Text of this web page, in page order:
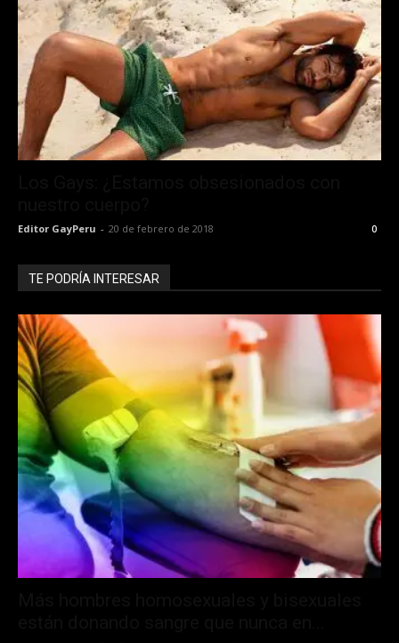
Editor GayPeru - 20 de febrero de 2018 0
TE PODRÍA INTERESAR